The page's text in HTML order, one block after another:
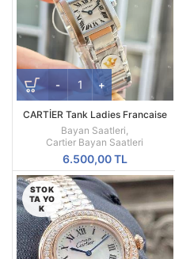
CARTİER Tank Ladies Francaise
30mm Kadın Saati
Bayan Saatleri
Cartier Bayan Saatleri
6.500,00TL
STOK
TA YO
K